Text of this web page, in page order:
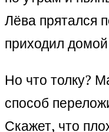
Лёва прятался
приходил
Но что толку?
способ
Скажет, что